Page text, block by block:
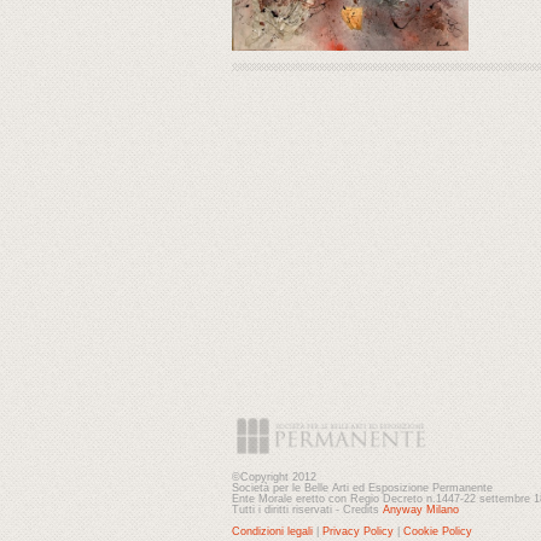
©Copyright 2012
Società per le Belle Arti ed Esposizione Permanente
Ente Morale eretto con Regio Decreto n.1447-22 settembre
Tutti i diritti riservati - Credits Anyway Milano
Condizioni legali
Privacy Policy Cookie Policy